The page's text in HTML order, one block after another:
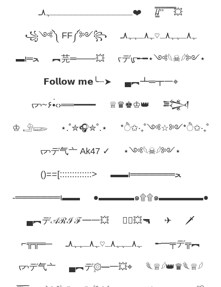
ـــــــــــــــﮩ٨ـ❤️️ /̵͇̿̿/’̿’̿ ̿ ̿̿ ̿̿ ̿̿💥
꧁༺༽ FF༼༻꧂ ﮩ٨ـﮩﮩ٨ـ♡ﮩ٨ـﮩﮩ٨ـ
▬ι═ﺤ ︻芫═───💥 ᡕデᡁ᠊╾━⋆༺𓆩☠︎︎𓆪༻⋆
𝗙𝗼𝗹𝗹𝗼𝘄 𝗺𝗲╰┈➤ ▄︻┻═┳一⌖
ᡕᠵ~۶•่‹›══━━━━ ♕♛♚♔👑 𒅋
♔ 𓄂𓆃 ⋆.˚✮🎧✮˚.⋆ *ੈ✩‧₊˚༺☆༻*ੈ✩‧₊˚
ᡕᠵデ气亠 Ak47 ✓ ⋆༺𓆩☠︎︎𓆪༻⋆
()==[:::::::::::::> ▬▬ι═══════ﺤ
-═══════ι▬▬ ●▬▬▬▬๑۩۩๑▬▬▬▬▬●
▄︻デ𝒜ℛℐℱ━一💥 🏴‍☠️💥🔫 ✈ 🗡️
⌐╦╦═─ ﮩ٨ـﮩﮩ٨ـ♡ﮩ٨ـﮩﮩ٨ـ ╾━╤デ╦︻
ᡕᠵデ气亠 ▄︻デ۪۞━一💥⌖ 𓆰♕𓆪👑♛𓆰♕𓆪